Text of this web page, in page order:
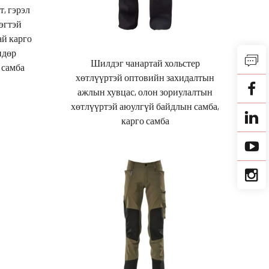
гэрэл
карго
Шилдэг чанартай хольстер
хөтлүүртэй оптовийн захидалтын
ажлын хувцас, олон зориулалтын
хөтлүүртэй аюулгүй байдлын самба,
карго самба